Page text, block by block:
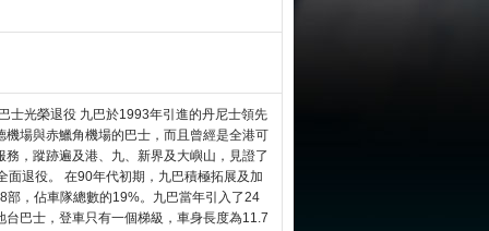
士光榮退役 九巴於1993年引進的丹尼士領先
場與赤鱲角機場的巴士，而且曾經是全港可
，蹤跡遍及港、九、新界及大嶼山，見證了
退役。 在90年代初期，九巴積極拓展及加
，佔車隊總數的19%。九巴當年引入了24
巴士，登車只有一個梯級，車身長度為11.7